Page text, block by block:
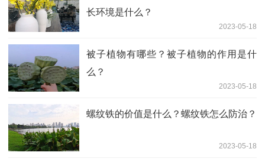
长环境是什么？
2023-05-18
被子植物有哪些？被子植物的作用是什
么？
2023-05-18
螺纹铁的价值是什么？螺纹铁怎么防治？
2023-05-18